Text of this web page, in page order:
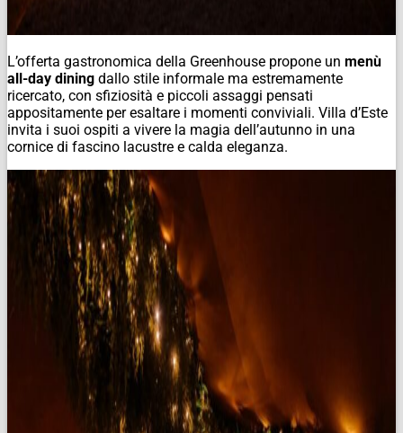
L’offerta gastronomica della Greenhouse propone un menù
all-day dining dallo stile informale ma estremamente
ricercato, con sfiziosità e piccoli assaggi pensati
appositamente per esaltare i momenti conviviali. Villa d’Este
invita i suoi ospiti a vivere la magia dell’autunno in una
cornice di fascino lacustre e calda eleganza.